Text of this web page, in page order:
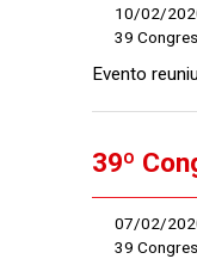
10/02/
39
Evento
39º
07/02/
39